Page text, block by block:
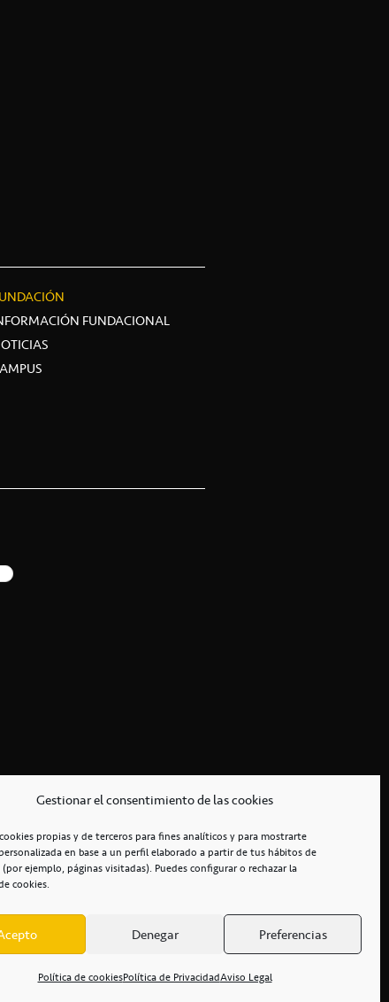
Gestionar el consentimiento de las cookies
propias y de terceros para fines analíticos y para mostrarte
en base a un perfil elaborado a partir de tus hábitos de
ejemplo, páginas visitadas). Puedes configurar o rechazar la
cookies.
Denegar Preferencias
Política de cookiesPolítica de PrivacidadAviso Legal
FUNDACIONAL
/ ACCESIBILIDAD